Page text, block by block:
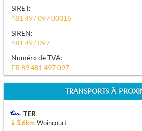
SIRET:
481 497 097 00016
SIREN:
481 497 097
Numéro de TVA:
FR 89 481 497 097
TRANSPORTS À
TER
à 3.6km Woincourt